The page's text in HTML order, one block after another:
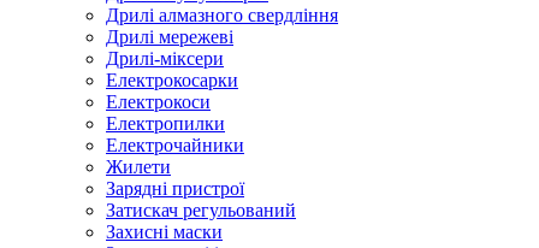
Дрилі алмазного свердління
Дрилі мережеві
Дрилі-міксери
Електрокосарки
Електрокоси
Електропилки
Електрочайники
Жилети
Зарядні пристрої
Затискач регульований
Захисні маски